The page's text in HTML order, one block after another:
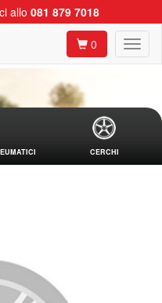
allo 081 879 7018
0
CERCHI